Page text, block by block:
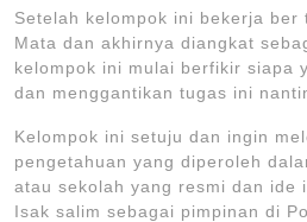
Setelah kelompok ini bekerja ber
Mata dan akhirnya diangkat
kelompok ini mulai berfikir siapa
dan menggantikan tugas ini
Kelompok ini setuju dan ingin
pengetahuan yang diperoleh
atau sekolah yang resmi dan ide
Isak salim sebagai pimpinan di